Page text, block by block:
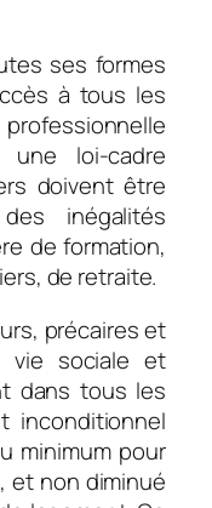
ses formes
à tous les
loi-cadre
doivent être
inégalités
de formation,
de retraite.
précaires et
sociale et
dans tous les
inconditionnel
minimum pour
et non diminué